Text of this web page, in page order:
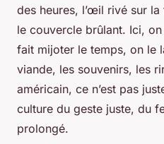
des heures, l’œil rivé sur
le couvercle brûlant. Ici,
fait mijoter le temps, on le
viande, les souvenirs, les
américain, ce n’est pas
culture du geste juste, du
prolongé.